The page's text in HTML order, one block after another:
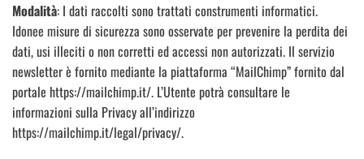
Modalità: I dati raccolti sono trattati construmenti informatici.
Idonee misure di sicurezza sono osservate per prevenire la perdita dei
dati, usi illeciti o non corretti ed accessi non autorizzati. Il servizio
newsletter è fornito mediante la piattaforma “MailChimp” fornito dal
portale https://mailchimp.it/. L’Utente potrà consultare le
informazioni sulla Privacy all’indirizzo
https://mailchimp.it/legal/privacy/.